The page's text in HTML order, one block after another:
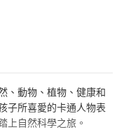
、動物、植物、健康和
子所喜愛的卡通人物表
上自然科學之旅。